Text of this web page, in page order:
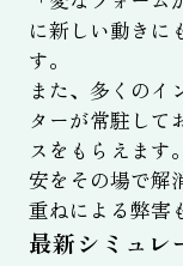
に新しい動きに
す。
また、多くのイ
ターが常駐して
スをもらえます
安をその場で解
重ねによる弊害
最新シミュレ